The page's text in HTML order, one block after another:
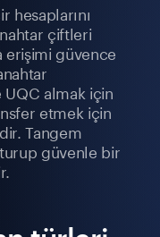
hesaplarını
çiftleri
erişimi güvence
UQC almak için
etmek için
Tangem
güvenle bir